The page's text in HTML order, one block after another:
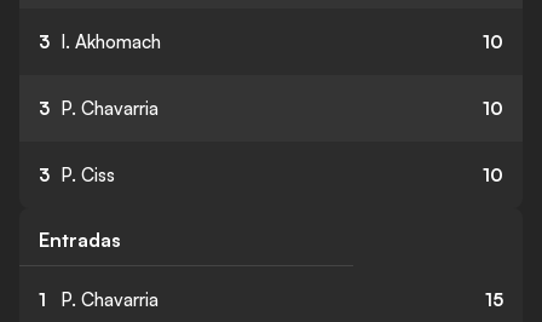
3 I. Akhomach 10
3 P. Chavarria 10
3 P. Ciss 10
Entradas
1 P. Chavarria 15